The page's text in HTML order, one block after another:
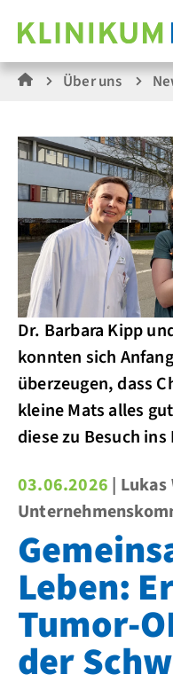
Über uns
Dr. Barbara Kipp
konnten sich
überzeugen, dass
kleine Mats alles
diese zu Besuch
03.06.2026 |
Leben:
Tumor-
der